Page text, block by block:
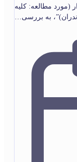
(مورد مطالعه: کلیه
به بررسی…